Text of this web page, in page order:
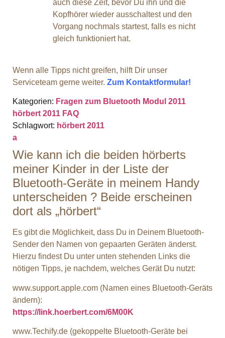
auch diese Zeit, bevor Du ihn und die
Kopfhörer wieder ausschaltest und den
Vorgang nochmals startest, falls es nicht
gleich funktioniert hat.
Wenn alle Tipps nicht greifen, hilft Dir unser
Serviceteam gerne weiter. Zum Kontaktformular!
Kategorien: Fragen zum Bluetooth Modul 2011
hörbert 2011 FAQ
Schlagwort: hörbert 2011
a
Wie kann ich die beiden hörberts
meiner Kinder in der Liste der
Bluetooth-Geräte in meinem Handy
unterscheiden ? Beide erscheinen
dort als „hörbert“
Es gibt die Möglichkeit, dass Du in Deinem Bluetooth-
Sender den Namen von gepaarten Geräten änderst.
Hierzu findest Du unter unten stehenden Links die
nötigen Tipps, je nachdem, welches Gerät Du nutzt:
www.support.apple.com (Namen eines Bluetooth-Geräts
ändern):
https://link.hoerbert.com/6M00K
www.Techify.de (gekoppelte Bluetooth-Geräte bei